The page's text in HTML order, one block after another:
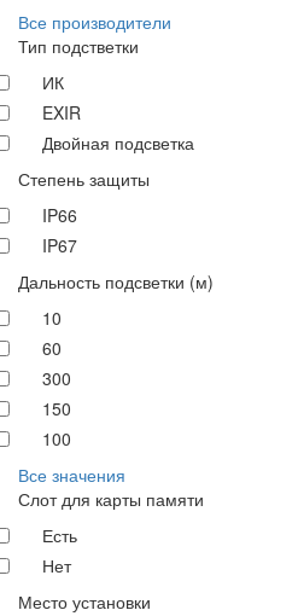
Все производители
Тип подстветки
ИК
EXIR
Двойная подсветка
Степень защиты
IP66
IP67
Дальность подсветки (м)
10
60
300
150
100
Все значения
Слот для карты памяти
Есть
Нет
Место установки